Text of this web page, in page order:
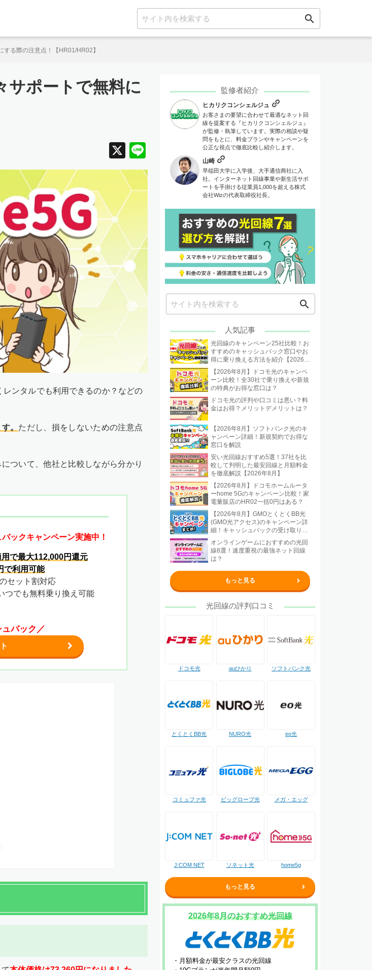
search
る際の注意点！【HR01/HR02】
サポートで無料に
X
ンタルでも利用できるのか？などの
。 ただし、損をしないための注意点
ついて、他社と比較しながら分かり
ックキャンペーン実施中！
用で最大112,000円還元
で利用可能
セット割対応
つでも無料乗り換え可能
バック／
監修者紹介
ヒカリクコンシェルジュ
お客さまの要望に合わせて最適なネット回
線を提案する『ヒカリクコンシェルジュ』
が監修・執筆しています。実際の相談や疑
問をもとに、料金プランやキャンペーンを
公正な視点で徹底比較し紹介します。
山崎
早稲田大学に入学後、大手通信商社に入
社。インターネット回線事業や新生活サポ
ートを手掛ける従業員1,000を超える株式
会社Wizの代表取締役社長。
search
人気記事
光回線のキャンペーン25社比較！お
すすめのキャッシュバック窓口やお
得に乗り換える方法を紹介【2026年
8月】
【2026年8月】ドコモ光のキャンペ
ーン比較！全30社で乗り換えや新規
の特典がお得な窓口は？
ドコモ光の評判や口コミは悪い？料
金はお得？メリットデメリットは？
【2026年8月】ソフトバンク光のキ
ャンペーン詳細！新規契約でお得な
窓口を解説
安い光回線おすすめ5選！37社を比
較して判明した最安回線と月額料金
を徹底解説【2026年8月】
【2026年8月】ドコモホームルータ
ーhome 5Gのキャンペーン比較！家
電量販店のHR02一括0円はある？
【2026年8月】GMOとくとくBB光
(GMO光アクセス)のキャンペーン詳
細！キャッシュバックの受け取り方
法も解説
オンラインゲームにおすすめの光回
線8選！速度重視の最強ネット回線
は？
もっと見る
光回線の評判口コミ
ドコモ光 auひかり ソフトバンク光
とくとくBB光 NURO光 eo光
コミュファ光 ビッグローブ光 メガ・エッグ
J:COM NET ソネット光 home5g
もっと見る
2026年8月のおすすめ光回線
・月額料金が最安クラスの光回線